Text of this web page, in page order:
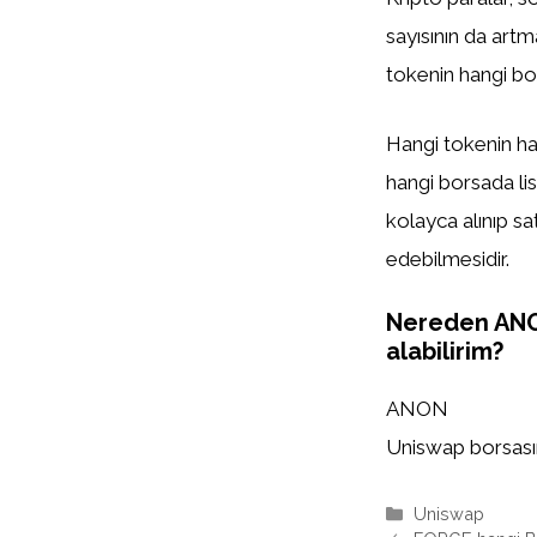
sayısının da
tokenin hangi
Hangi tokenin
hangi borsada
kolayca alınıp
edebilmesidir.
Nereden
alabilirim?
ANON
Uniswap
Kategoriler
Uniswap